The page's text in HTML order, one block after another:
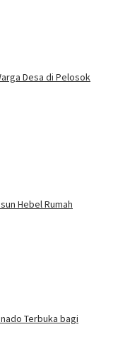
Desa di Pelosok
Hebel Rumah
Terbuka bagi